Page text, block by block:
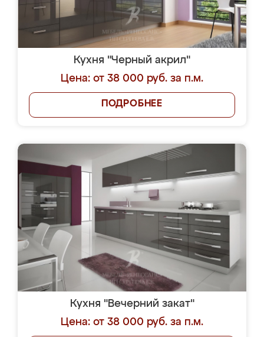
Кухня "Черный акрил"
Цена: от 38 000 руб. за п.м.
ПОДРОБНЕЕ
Кухня "Вечерний закат"
Цена: от 38 000 руб. за п.м.